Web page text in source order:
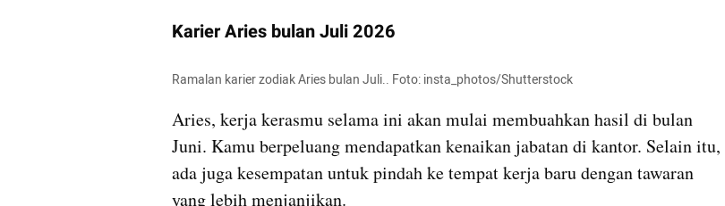
Karier Aries bulan Juli 2026
Ramalan karier zodiak Aries bulan Juli.. Foto: insta_photos/Shutterstock
Aries, kerja kerasmu selama ini akan mulai membuahkan hasil di bulan
Juni. Kamu berpeluang mendapatkan kenaikan jabatan di kantor. Selain itu,
ada juga kesempatan untuk pindah ke tempat kerja baru dengan tawaran
yang lebih menjanjikan.